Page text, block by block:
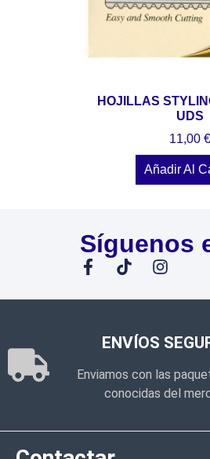
HOJILLAS
UDS
11,00€
Añadir Al
Síguenos
ENVÍOS
Enviamos con las
conocidas del